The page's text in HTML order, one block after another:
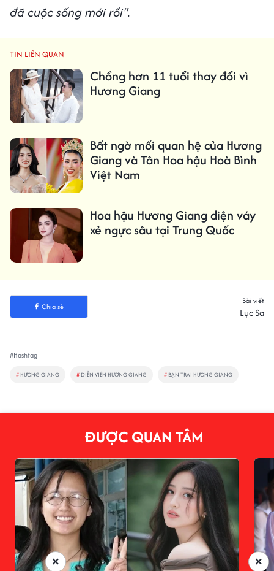
đã cuộc sống mới rồi".
TIN LIÊN QUAN
Chồng hơn 11 tuổi thay đổi vì
Hương Giang
Bất ngờ mối quan hệ của Hương
Giang và Tân Hoa hậu Hoà Bình
Việt Nam
Hoa hậu Hương Giang diện váy
xẻ ngực sâu tại Trung Quốc
Chia sẻ
Bài viết
Lục Sa
#Hashtag
# HƯƠNG GIANG # DIỄN VIÊN HƯƠNG GIANG # BẠN TRAI HƯƠNG GIANG
ĐƯỢC QUAN TÂM
×
×